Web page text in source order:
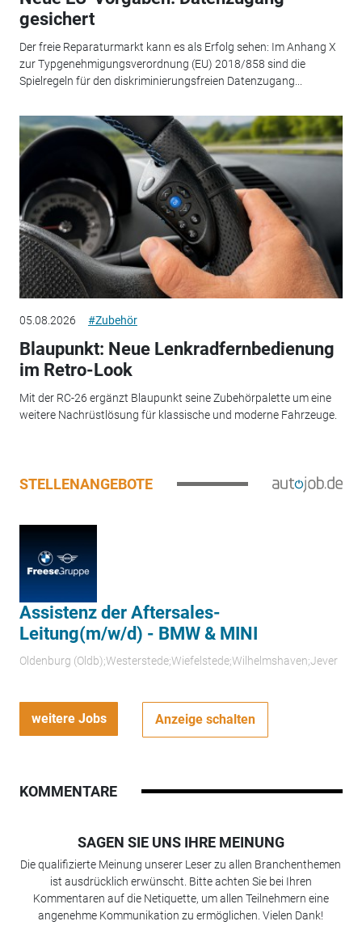
gesichert
Der freie Reparaturmarkt kann es als Erfolg sehen: Im Anhang X
zur Typgenehmigungsverordnung (EU) 2018/858 sind die
Spielregeln für den diskriminierungsfreien Datenzugang...
05.08.2026 #Zubehör
Blaupunkt: Neue Lenkradfernbedienung
im Retro-Look
Mit der RC-26 ergänzt Blaupunkt seine Zubehörpalette um eine
weitere Nachrüstlösung für klassische und moderne Fahrzeuge.
STELLENANGEBOTE
Assistenz der Aftersales-
Leitung(m/w/d) - BMW & MINI
Oldenburg (Oldb);Westerstede;Wiefelstede;Wilhelmshaven;Jever
weitere Jobs Anzeige schalten
KOMMENTARE
SAGEN SIE UNS IHRE MEINUNG
Die qualifizierte Meinung unserer Leser zu allen Branchenthemen
ist ausdrücklich erwünscht. Bitte achten Sie bei Ihren
Kommentaren auf die Netiquette, um allen Teilnehmern eine
angenehme Kommunikation zu ermöglichen. Vielen Dank!